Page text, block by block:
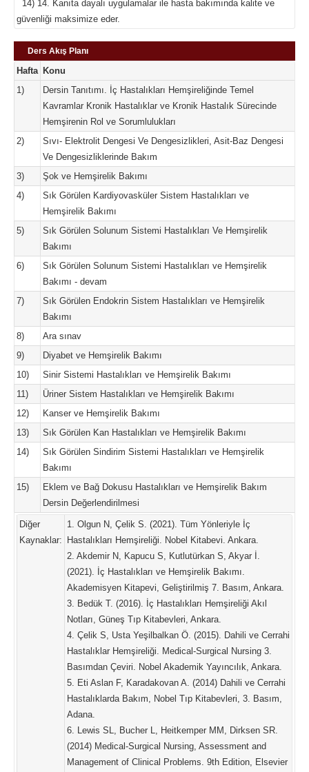
14) 14. Kanıta dayalı uygulamalar ile hasta bakımında kalite ve
güvenliği maksimize eder.
Ders Akış Planı
Hafta Konu
1)
Dersin Tanıtımı. İç Hastalıkları Hemşireliğinde Temel
Kavramlar Kronik Hastalıklar ve Kronik Hastalık Sürecinde
Hemşirenin Rol ve Sorumlulukları
2)
Sıvı- Elektrolit Dengesi Ve Dengesizlikleri, Asit-Baz Dengesi
Ve Dengesizliklerinde Bakım
3)
Şok ve Hemşirelik Bakımı
4)
Sık Görülen Kardiyovasküler Sistem Hastalıkları ve
Hemşirelik Bakımı
5)
Sık Görülen Solunum Sistemi Hastalıkları Ve Hemşirelik
Bakımı
6)
Sık Görülen Solunum Sistemi Hastalıkları ve Hemşirelik
Bakımı - devam
7)
Sık Görülen Endokrin Sistem Hastalıkları ve Hemşirelik
Bakımı
8)
Ara sınav
9)
Diyabet ve Hemşirelik Bakımı
10)
Sinir Sistemi Hastalıkları ve Hemşirelik Bakımı
11)
Üriner Sistem Hastalıkları ve Hemşirelik Bakımı
12)
Kanser ve Hemşirelik Bakımı
13)
Sık Görülen Kan Hastalıkları ve Hemşirelik Bakımı
14)
Sık Görülen Sindirim Sistemi Hastalıkları ve Hemşirelik
Bakımı
15)
Eklem ve Bağ Dokusu Hastalıkları ve Hemşirelik Bakım
Dersin Değerlendirilmesi
Diğer
Kaynaklar:
1. Olgun N, Çelik S. (2021). Tüm Yönleriyle İç
Hastalıkları Hemşireliği. Nobel Kitabevi. Ankara.
2. Akdemir N, Kapucu S, Kutlutürkan S, Akyar İ.
(2021). İç Hastalıkları ve Hemşirelik Bakımı.
Akademisyen Kitapevi, Geliştirilmiş 7. Basım, Ankara.
3. Bedük T. (2016). İç Hastalıkları Hemşireliği Akıl
Notları, Güneş Tıp Kitabevleri, Ankara.
4. Çelik S, Usta Yeşilbalkan Ö. (2015). Dahili ve Cerrahi
Hastalıklar Hemşireliği. Medical-Surgical Nursing 3.
Basımdan Çeviri. Nobel Akademik Yayıncılık, Ankara.
5. Eti Aslan F, Karadakovan A. (2014) Dahili ve Cerrahi
Hastalıklarda Bakım, Nobel Tıp Kitabevleri, 3. Basım,
Adana.
6. Lewis SL, Bucher L, Heitkemper MM, Dirksen SR.
(2014) Medical-Surgical Nursing, Assessment and
Management of Clinical Problems. 9th Edition, Elsevier